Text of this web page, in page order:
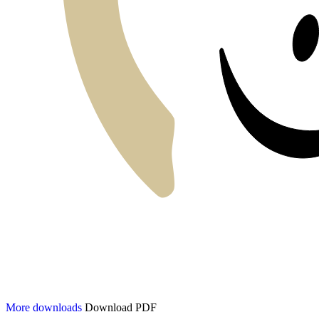
More downloads Download PDF